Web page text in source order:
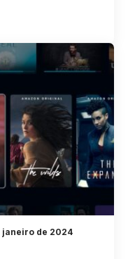
janeiro de 2024